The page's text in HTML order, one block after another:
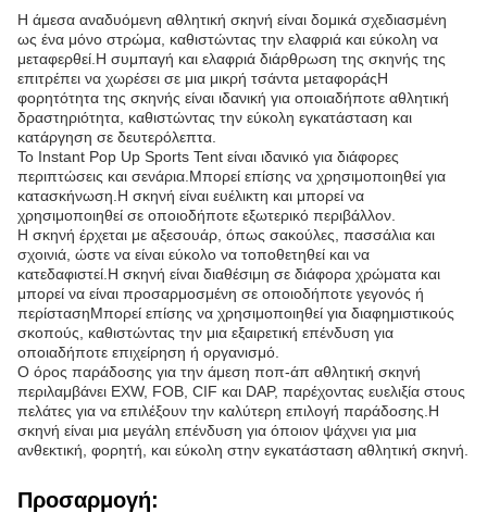
Η άμεσα αναδυόμενη αθλητική σκηνή είναι δομικά σχεδιασμένη
ως ένα μόνο στρώμα, καθιστώντας την ελαφριά και εύκολη να
μεταφερθεί.Η συμπαγή και ελαφριά διάρθρωση της σκηνής της
επιτρέπει να χωρέσει σε μια μικρή τσάντα μεταφοράςΗ
φορητότητα της σκηνής είναι ιδανική για οποιαδήποτε αθλητική
δραστηριότητα, καθιστώντας την εύκολη εγκατάσταση και
κατάργηση σε δευτερόλεπτα.
Το Instant Pop Up Sports Tent είναι ιδανικό για διάφορες
περιπτώσεις και σενάρια.Μπορεί επίσης να χρησιμοποιηθεί για
κατασκήνωση.Η σκηνή είναι ευέλικτη και μπορεί να
χρησιμοποιηθεί σε οποιοδήποτε εξωτερικό περιβάλλον.
Η σκηνή έρχεται με αξεσουάρ, όπως σακούλες, πασσάλια και
σχοινιά, ώστε να είναι εύκολο να τοποθετηθεί και να
κατεδαφιστεί.Η σκηνή είναι διαθέσιμη σε διάφορα χρώματα και
μπορεί να είναι προσαρμοσμένη σε οποιοδήποτε γεγονός ή
περίστασηΜπορεί επίσης να χρησιμοποιηθεί για διαφημιστικούς
σκοπούς, καθιστώντας την μια εξαιρετική επένδυση για
οποιαδήποτε επιχείρηση ή οργανισμό.
Ο όρος παράδοσης για την άμεση ποπ-άπ αθλητική σκηνή
περιλαμβάνει EXW, FOB, CIF και DAP, παρέχοντας ευελιξία στους
πελάτες για να επιλέξουν την καλύτερη επιλογή παράδοσης.Η
σκηνή είναι μια μεγάλη επένδυση για όποιον ψάχνει για μια
ανθεκτική, φορητή, και εύκολη στην εγκατάσταση αθλητική σκηνή.
Προσαρμογή: